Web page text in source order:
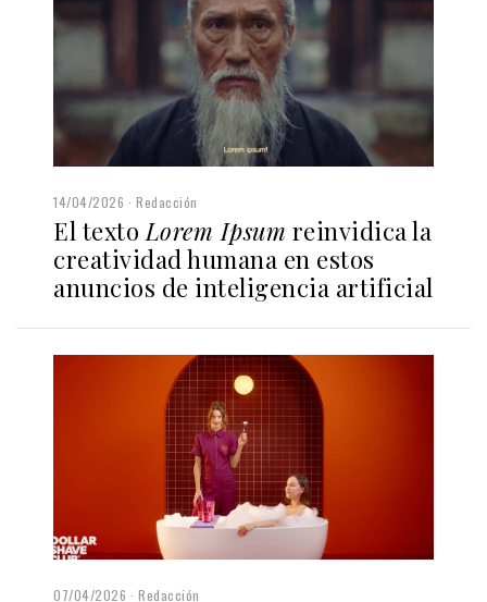
14/04/2026 Redacción
El textoLorem Ipsum reinvidica la
creatividad humana en estos
anuncios de inteligencia artificial
07/04/2026 Redacción